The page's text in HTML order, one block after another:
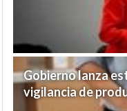
Gobierno lanza
vigilancia de